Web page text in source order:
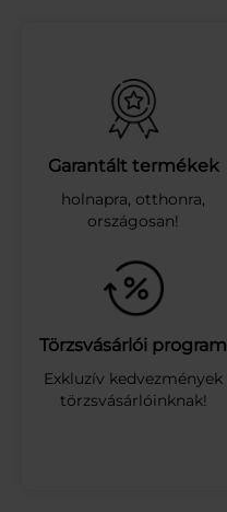
M
.
P
I
Í
T
S
Ó
Z
O
T
T
O
Garantált termékek
holnapra, otthonra,
országosan!
Törzsvásárlói program
Exkluzív kedvezmények
törzsvásárlóinknak!